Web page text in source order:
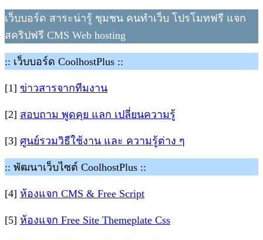
เว็บบอร์ด สาระน่ารู้ ชุมชน คนทำเว็บ โปรโมทฟรี แจก
สคริปฟรี CMS Web hosting
:: เว็บบอร์ด CoolhostPlus ::
[1] ข่าวสารจากทีมงาน
[2] สอบถาม พูดคุย แลก เปลี่ยนความรู้
[3] ศูนย์รวมวิธีใช้งาน และ ความรู้ต่าง ๆ
:: พัฒนาเว็บไซต์ CoolhostPlus ::
[4] ห้องแจก CMS & Free Script
[5] ห้องแจก Free Site Themeplate Css